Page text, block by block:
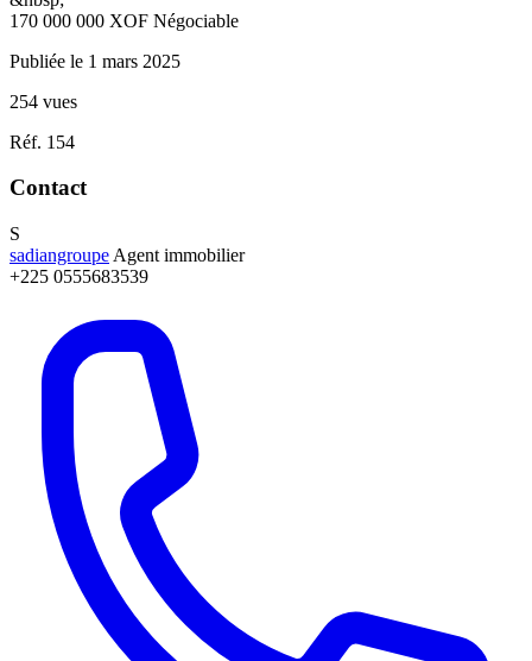
170 000 000 XOF Négociable
Publiée le 1 mars 2025
254 vues
Réf. 154
Contact
S
sadiangroupe Agent immobilier
+225 0555683539